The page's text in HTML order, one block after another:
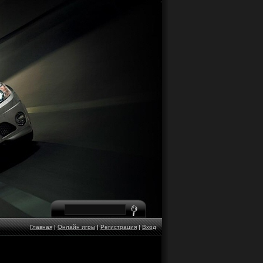
Главная|Онлайн игры|Регистрация|Вход